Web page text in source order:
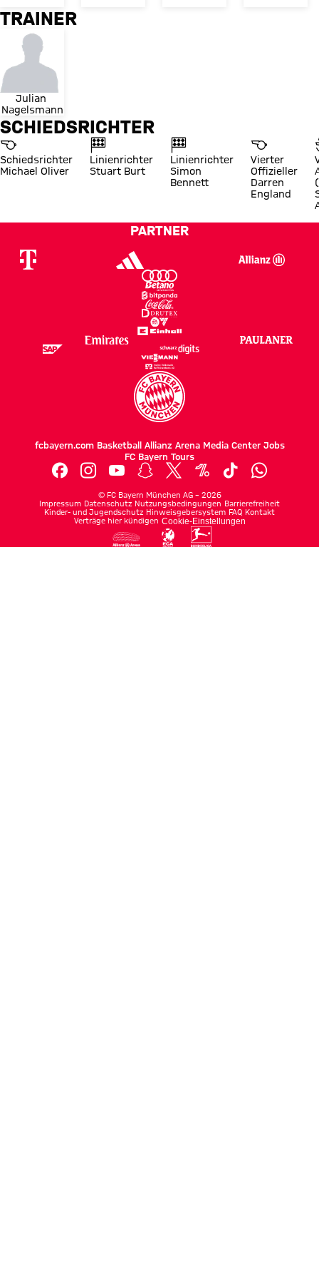
TRAINER
Julian
Nagelsmann
SCHIEDSRICHTER
Schiedsrichter
Michael Oliver
Linienrichter
Stuart Burt
Linienrichter
Simon
Bennett
Vierter
Offizieller
Darren
England
PARTNER
fcbayern.com Basketball Allianz Arena Media Center Jobs
FC Bayern Tours
© FC Bayern München AG – 2026
Impressum Datenschutz Nutzungsbedingungen Barrierefreiheit
Kinder- und Jugendschutz Hinweisgebersystem FAQ Kontakt
Verträge hier kündigen Cookie-Einstellungen